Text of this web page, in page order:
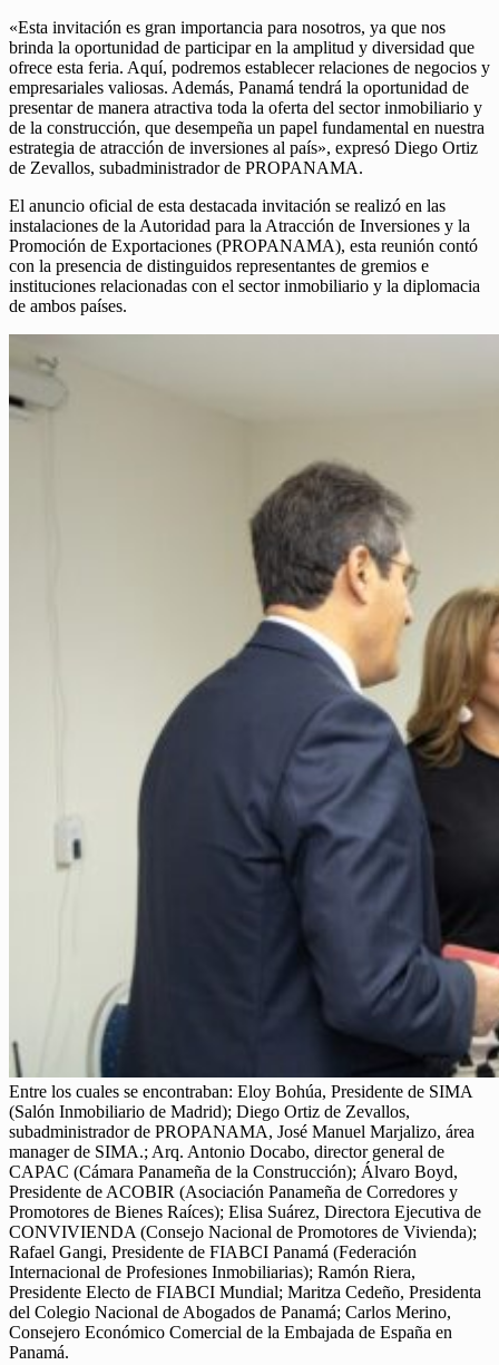
«Esta invitación es gran importancia para nosotros, ya que nos
brinda la oportunidad de participar en la amplitud y diversidad que
ofrece esta feria. Aquí, podremos establecer relaciones de negocios y
empresariales valiosas. Además, Panamá tendrá la oportunidad de
presentar de manera atractiva toda la oferta del sector inmobiliario y
de la construcción, que desempeña un papel fundamental en nuestra
estrategia de atracción de inversiones al país», expresó Diego Ortiz
de Zevallos, subadministrador de PROPANAMA.
El anuncio oficial de esta destacada invitación se realizó en las
instalaciones de la Autoridad para la Atracción de Inversiones y la
Promoción de Exportaciones (PROPANAMA), esta reunión contó
con la presencia de distinguidos representantes de gremios e
instituciones relacionadas con el sector inmobiliario y la diplomacia
de ambos países.
Entre los cuales se encontraban: Eloy Bohúa, Presidente de SIMA
(Salón Inmobiliario de Madrid); Diego Ortiz de Zevallos,
subadministrador de PROPANAMA, José Manuel Marjalizo, área
manager de SIMA.; Arq. Antonio Docabo, director general de
CAPAC (Cámara Panameña de la Construcción); Álvaro Boyd,
Presidente de ACOBIR (Asociación Panameña de Corredores y
Promotores de Bienes Raíces); Elisa Suárez, Directora Ejecutiva de
CONVIVIENDA (Consejo Nacional de Promotores de Vivienda);
Rafael Gangi, Presidente de FIABCI Panamá (Federación
Internacional de Profesiones Inmobiliarias); Ramón Riera,
Presidente Electo de FIABCI Mundial; Maritza Cedeño, Presidenta
del Colegio Nacional de Abogados de Panamá; Carlos Merino,
Consejero Económico Comercial de la Embajada de España en
Panamá.